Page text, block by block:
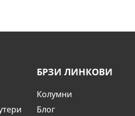
БРЗИ ЛИНКОВИ
Колумни
Блог